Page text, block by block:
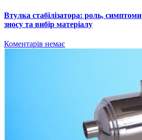
Втулка стабілізатора: роль, симптоми
зносу та вибір матеріалу
Коментарів немає